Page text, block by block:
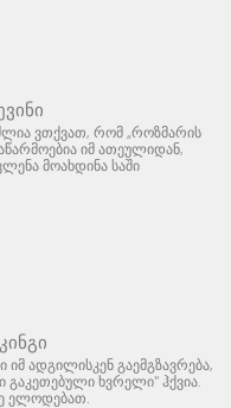
ვთქვათ, რომ „როზმარის
იმ ათეულიდან,
მოახდინა საში
ადგილისკენ გაემგზავრება,
ხვრელი" ჰქვია.
ელოდებათ.